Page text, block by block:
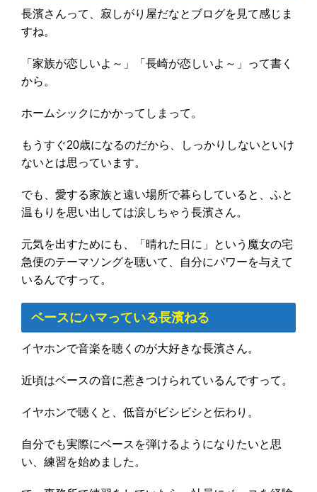
長濱さんって、寂しがり屋だなとブログを見て感じま
すね。
「家族が恋しいよ～」「長崎が恋しいよ～」って書く
から。
ホームシックにかかってしまって。
もうすぐ20歳になるのだから、しっかりしないといけ
ないとは思っています。
でも、愛する家族と遠い場所で暮らしていると、ふと
温もりを思い出しては涙しちゃう長濱さん。
元気を出すためにも、「晴れた日に」という魔女の宅
急便のテーマソングを聴いて、自分にパワーを与えて
いるんですって。
ベースにハマっている長濱ねる
イヤホンで音楽を聴くのが大好きな長濱さん。
近頃はベースの音に惹きつけられているんですって。
イヤホンで聴くと、低音がビシビシと伝わり。
自分でも実際にベースを弾けるようになりたいと思
い、練習を始めました。